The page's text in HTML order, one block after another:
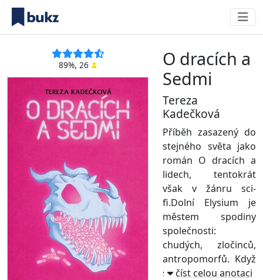
89%, 26
O dracích a
Sedmi
Tereza
Kadečková
Příběh zasazený do
stejného světa jako
román O dracích a
lidech, tentokrát
však v žánru sci-
fi.Dolní Elysium je
městem spodiny
společnosti:
chudých, zločinců,
antropomorfů. Když
se zastaví dodávky ...
číst celou anotaci